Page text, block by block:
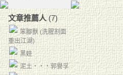
文章推薦人 (7)
笨腳獸 (洗腥割面
重出江湖)
黑娃
泥土‧‧‧郭譽孚